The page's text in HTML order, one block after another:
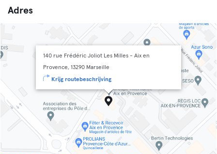
Adres
140 rue Frédéric Joliot Les Milles - Aix en
Provence, 13290 Marseille
Krijg routebeschrijving